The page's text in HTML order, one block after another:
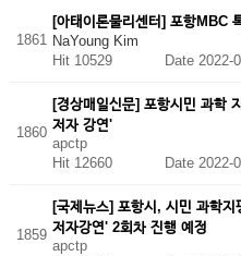
1861
[아태이론물리센터] 포항MBC
NaYoung Kim
Hit 10529
Date 2022-
1860
[경상매일신문] 포항시민 과학
저자 강연'
apctp
Hit 12660
Date 2022-
1859
[국제뉴스] 포항시, 시민 과학
저자강연' 2회차 진행 예정
apctp